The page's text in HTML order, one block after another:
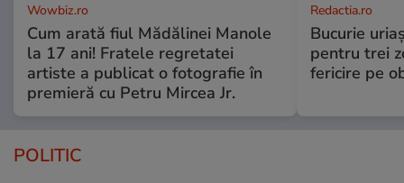
Wowbiz.ro
Cum arată fiul Mădălinei Manole
la 17 ani! Fratele regretatei
artiste a publicat o fotografie în
premieră cu Petru Mircea Jr.
Redactia.ro
Bucurie
pentru trei
fericire pe
POLITIC